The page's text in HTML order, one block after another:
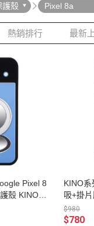
護殼 Pixel 8a
熱銷排行 最新
Pixel 8
殼 KINO/M
KINO
吸+掛
選】
$980
$780